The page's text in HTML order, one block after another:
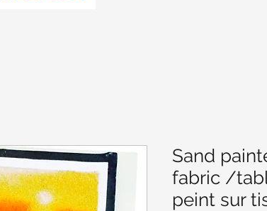
Sand
fabric /
peint sur